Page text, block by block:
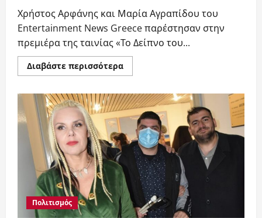
Χρήστος Αρφάνης και Μαρία Αγραπίδου του
Entertainment News Greece παρέστησαν στην
πρεμιέρα της ταινίας «Το Δείπνο του...
Διαβάστε περισσότεραRead
more
Αγραπίδου
και
Χρήστος
Αρφάνης
στην
πρεμιέρα
της
ταινίας
«Το
Δείπνο
του
Βοσκού»
Πολιτισμός